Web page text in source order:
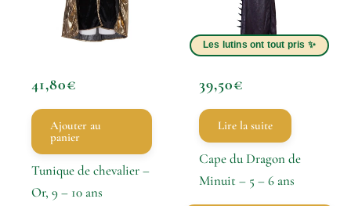
41,80€
Ajouter au
panier
Tunique de chevalier –
Or, 9 – 10 ans
39,50€
Lire la suite
Cape du Dragon de
Minuit – 5 – 6 ans